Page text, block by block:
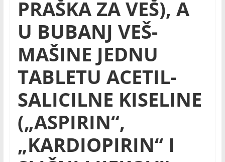
PRAŠKA ZA VEŠ), A
U BUBANJ VEŠ-
MAŠINE JEDNU
TABLETU ACETIL-
SALICILNE KISELINE
(„ASPIRIN“,
„KARDIOPIRIN“ I